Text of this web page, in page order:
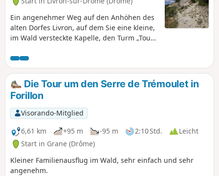
Ein angenehmer Weg auf den Anhöhen des
alten Dorfes Livron, auf dem Sie eine kleine,
im Wald versteckte Kapelle, den Turm „Tour
schöne Ausblicke auf den südlichen Vercors
entdecken können. Der Rückweg führt ruhig
entlang der Ufer der Drôme.
Die Tour um den Serre de Trémoulet in
Forillon
Visorando-Mitglied
6,61 km
+95 m -95 m 2:10 Std.
Leicht
Start in Grane (Drôme)
Kleiner Familienausflug im Wald, sehr einfach und sehr
angenehm.